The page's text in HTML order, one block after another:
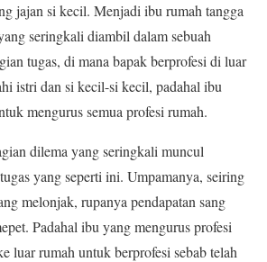
jajan si kecil. Menjadi ibu rumah tangga
seringkali diambil dalam sebuah
tugas, di mana bapak berprofesi di luar
istri dan si kecil-si kecil, padahal ibu
mengurus semua profesi rumah.
dilema yang seringkali muncul
yang seperti ini. Umpamanya, seiring
melonjak, rupanya pendapatan sang
Padahal ibu yang mengurus profesi
luar rumah untuk berprofesi sebab telah